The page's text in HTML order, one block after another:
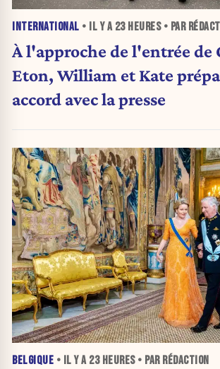
INTERNATIONAL • IL Y A 23 HEURES• PAR
À l'approche de l'entrée de
Eton, William et Kate
accord avec la presse
BELGIQUE • IL Y A 23 HEURES• PAR RÉDACTION